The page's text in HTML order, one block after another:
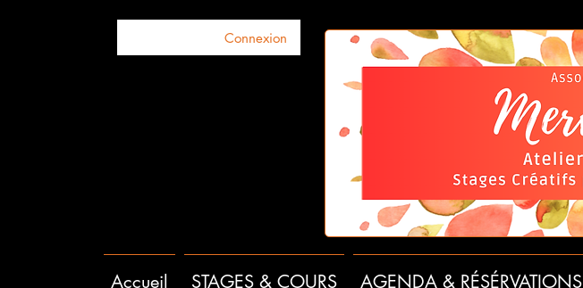
Connexion
Accueil STAGES & COURS AGENDA & RÉSÉRVATIONS